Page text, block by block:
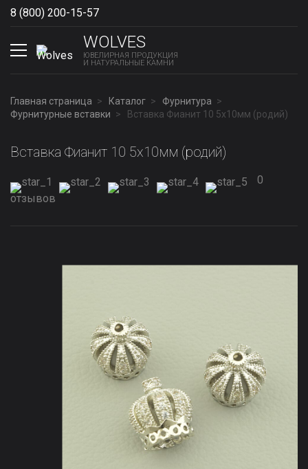
8 (800) 200-15-57
WOLVES
ЮВЕЛИРНАЯ ПРОДУКЦИЯ
И НАТУРАЛЬНЫЕ КАМНИ
Главная страница Каталог
Фурнитура
Фурнитурные вставки
Вставка Фианит 10 5х10мм (родий)
Вставка Фианит 10 5х10мм (родий)
0
отзывов